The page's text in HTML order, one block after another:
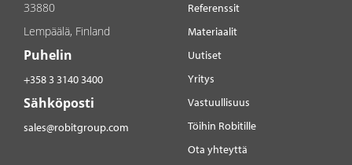
33880
Lempäälä, Finland
Puhelin
+358 3 3140 3400
Sähköposti
sales@robitgroup.com
Referenssit
Materiaalit
Uutiset
Yritys
Vastuullisuus
Töihin Robitille
Ota yhteyttä